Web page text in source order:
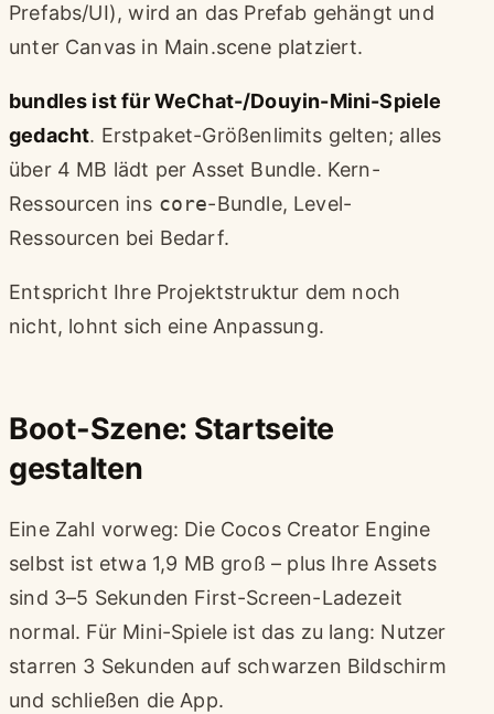
Prefabs/UI), wird an das Prefab gehängt und
unter Canvas in Main.scene platziert.
bundles ist für WeChat-/Douyin-Mini-Spiele
gedacht. Erstpaket-Größenlimits gelten; alles
über 4 MB lädt per Asset Bundle. Kern-
Ressourcen ins core-Bundle, Level-
Ressourcen bei Bedarf.
Entspricht Ihre Projektstruktur dem noch
nicht, lohnt sich eine Anpassung.
Boot-Szene: Startseite
gestalten
Eine Zahl vorweg: Die Cocos Creator Engine
selbst ist etwa 1,9 MB groß – plus Ihre Assets
sind 3–5 Sekunden First-Screen-Ladezeit
normal. Für Mini-Spiele ist das zu lang: Nutzer
starren 3 Sekunden auf schwarzen Bildschirm
und schließen die App.